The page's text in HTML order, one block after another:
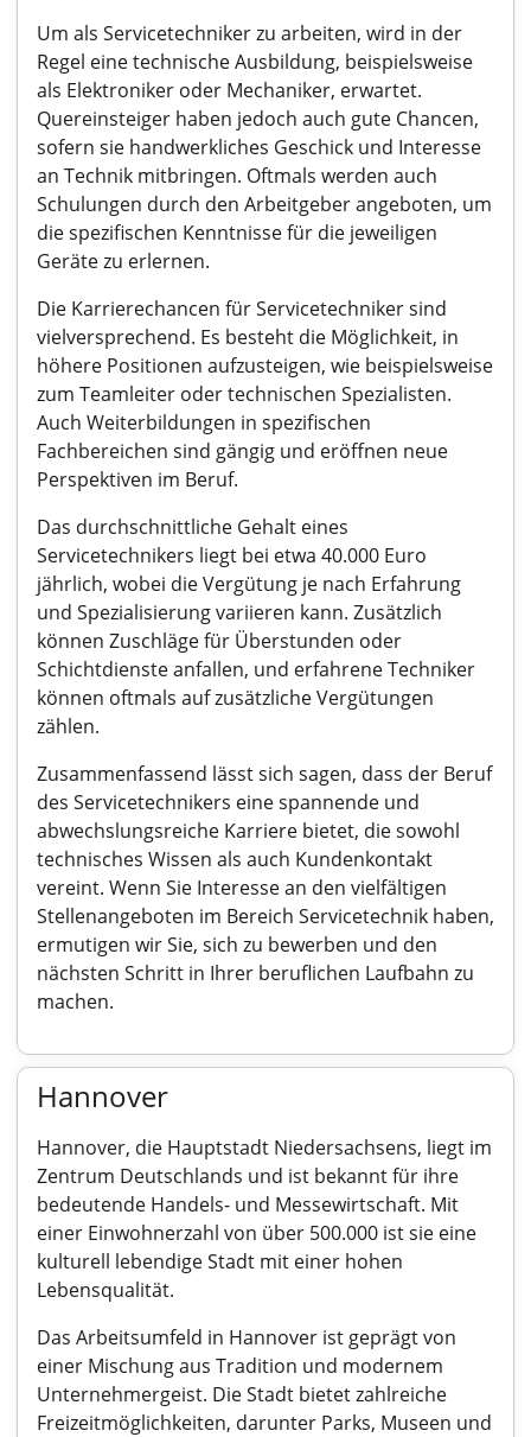
Um als Servicetechniker zu arbeiten, wird in der
Regel eine technische Ausbildung, beispielsweise
als Elektroniker oder Mechaniker, erwartet.
Quereinsteiger haben jedoch auch gute Chancen,
sofern sie handwerkliches Geschick und Interesse
an Technik mitbringen. Oftmals werden auch
Schulungen durch den Arbeitgeber angeboten, um
die spezifischen Kenntnisse für die jeweiligen
Geräte zu erlernen.
Die Karrierechancen für Servicetechniker sind
vielversprechend. Es besteht die Möglichkeit, in
höhere Positionen aufzusteigen, wie beispielsweise
zum Teamleiter oder technischen Spezialisten.
Auch Weiterbildungen in spezifischen
Fachbereichen sind gängig und eröffnen neue
Perspektiven im Beruf.
Das durchschnittliche Gehalt eines
Servicetechnikers liegt bei etwa 40.000 Euro
jährlich, wobei die Vergütung je nach Erfahrung
und Spezialisierung variieren kann. Zusätzlich
können Zuschläge für Überstunden oder
Schichtdienste anfallen, und erfahrene Techniker
können oftmals auf zusätzliche Vergütungen
zählen.
Zusammenfassend lässt sich sagen, dass der Beruf
des Servicetechnikers eine spannende und
abwechslungsreiche Karriere bietet, die sowohl
technisches Wissen als auch Kundenkontakt
vereint. Wenn Sie Interesse an den vielfältigen
Stellenangeboten im Bereich Servicetechnik haben,
ermutigen wir Sie, sich zu bewerben und den
nächsten Schritt in Ihrer beruflichen Laufbahn zu
machen.
Hannover
Hannover, die Hauptstadt Niedersachsens, liegt im
Zentrum Deutschlands und ist bekannt für ihre
bedeutende Handels- und Messewirtschaft. Mit
einer Einwohnerzahl von über 500.000 ist sie eine
kulturell lebendige Stadt mit einer hohen
Lebensqualität.
Das Arbeitsumfeld in Hannover ist geprägt von
einer Mischung aus Tradition und modernem
Unternehmergeist. Die Stadt bietet zahlreiche
Freizeitmöglichkeiten, darunter Parks, Museen und